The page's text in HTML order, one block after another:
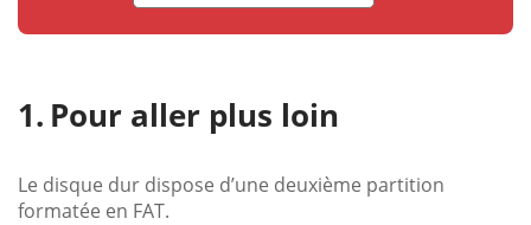
Pour aller plus loin
Le disque dur dispose d’une deuxième partition
formatée en FAT.